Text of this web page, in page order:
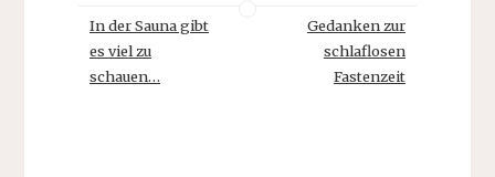
In der Sauna gibt
es viel zu
schauen…
Gedanken zur
schlaflosen
Fastenzeit